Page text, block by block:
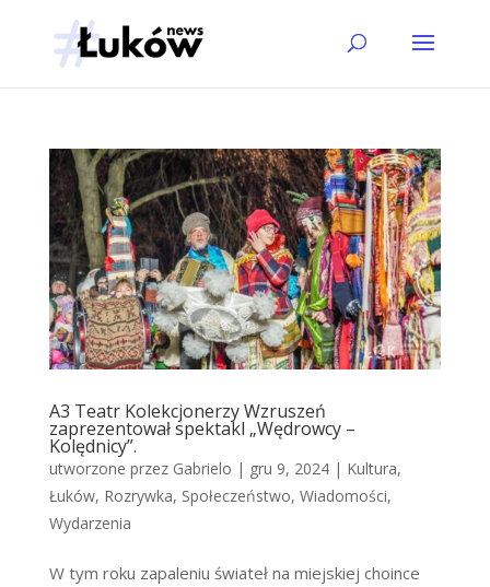
A3 Teatr Kolekcjonerzy Wzruszeń
zaprezentował spektakl „Wędrowcy –
Kolędnicy”.
utworzone przez Gabrielo | gru 9, 2024| Kultura,
Łuków, Rozrywka, Społeczeństwo, Wiadomości,
Wydarzenia
W tym roku zapaleniu świateł na miejskiej choince